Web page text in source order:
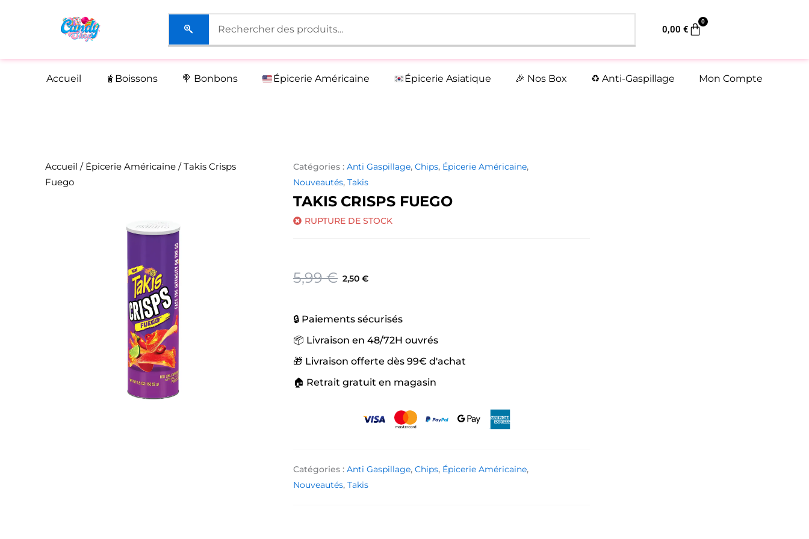
0,00€
0
Panier
Accueil 🧋Boissons 🍭 Bonbons Épicerie Américaine Épicerie Asiatique 🎉 Nos Box ♻️ Anti-Gaspillage Mon Compte
Accueil / Épicerie Américaine / Takis Crisps
Fuego
Catégories : Anti Gaspillage, Chips, Épicerie Américaine,
Nouveautés, Takis
TAKIS CRISPS FUEGO
RUPTURE DE STOCK
5,99€
Le
était :
5,99 €.
2,50 €
Le
est :
2,50 €.
🔒 Paiements sécurisés
📦 Livraison en 48/72H ouvrés
🎁 Livraison offerte dès 99€ d'achat
🏠 Retrait gratuit en magasin
Catégories : Anti Gaspillage, Chips, Épicerie Américaine,
Nouveautés, Takis